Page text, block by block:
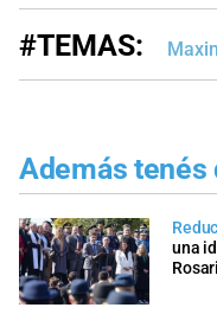
#TEMAS:
Además tenés
una